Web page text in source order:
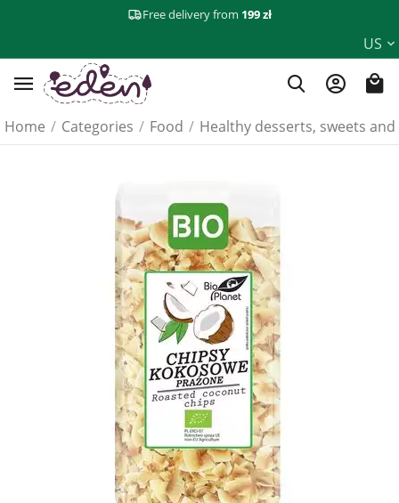
Free delivery from 199 zł
US
Home / Categories / Food / Healthy desserts, sweets and